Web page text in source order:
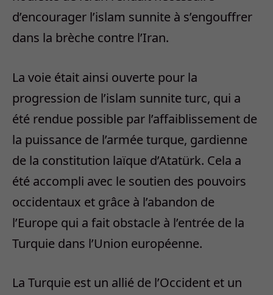
d’encourager l’islam sunnite à s’engouffrer
dans la brèche contre l’Iran.
La voie était ainsi ouverte pour la
progression de l’islam sunnite turc, qui a
été rendue possible par l’affaiblissement de
la puissance de l’armée turque, gardienne
de la constitution laïque d’Atatürk. Cela a
été accompli avec le soutien des pouvoirs
occidentaux et grâce à l’abandon de
l’Europe qui a fait obstacle à l’entrée de la
Turquie dans l’Union européenne.
La Turquie est un allié de l’Occident et un